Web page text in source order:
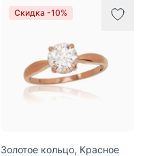
Скидка -10%
Золотое кольцо, Красное